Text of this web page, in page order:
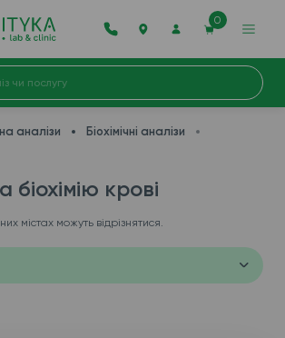
0
аналізи
Біохімічні аналізи
біохімію крові
містах можуть відрізнятися.